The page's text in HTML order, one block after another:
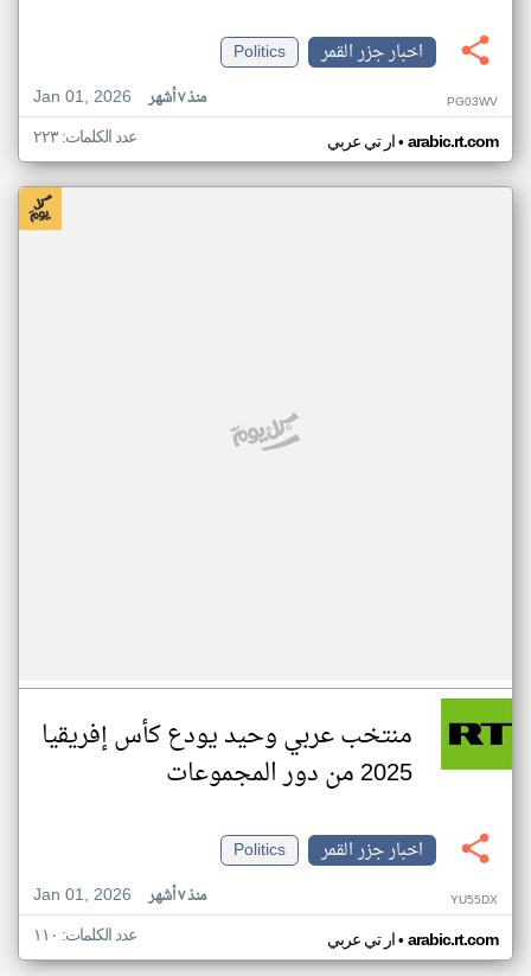
اخبار جزر القمر
Politics
Jan 01, 2026
منذ ٧ أشهر PG03WV
ار تي عربي• arabic.rt.com عدد الكلمات: ٢٢٣
منتخب عربي وحيد يودع كأس إفريقيا
2025 من دور المجموعات
اخبار جزر القمر
Politics
Jan 01, 2026
منذ ٧ أشهر YU55DX
ار تي عربي• arabic.rt.com عدد الكلمات: ١١٠